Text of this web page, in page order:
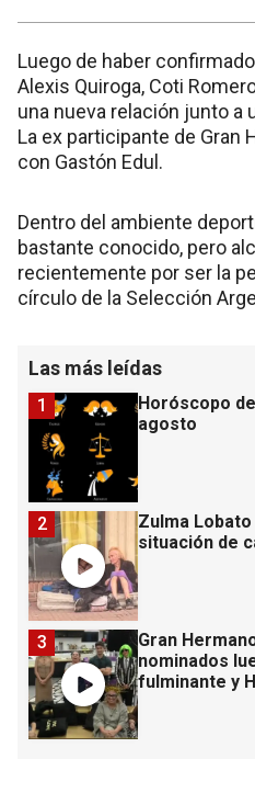
Luego de haber
Alexis Quiroga, Coti
una nueva relación junto a
La ex participante de Gran
con Gastón Edul.
Dentro del ambiente
bastante conocido, pero
recientemente por ser la
círculo de la Selección
Las más leídas
Horóscopo
agosto
1
Zulma
situación de
2
Gran
nominados
fulminante y
3